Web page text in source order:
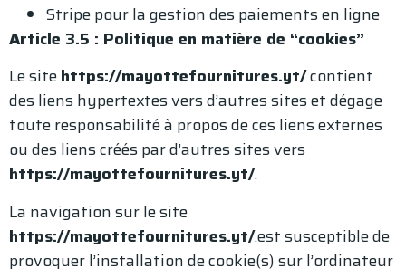
Stripe pour la gestion des paiements en ligne
Article 3.5 : Politique en matière de “cookies”
Le sitehttps://mayottefournitures.yt/contient
des liens hypertextes vers d’autres sites et dégage
toute responsabilité à propos de ces liens externes
ou des liens créés par d’autres sites vers
https://mayottefournitures.yt/.
La navigation sur le site
https://mayottefournitures.yt/.est susceptible de
provoquer l’installation de cookie(s) sur l’ordinateur